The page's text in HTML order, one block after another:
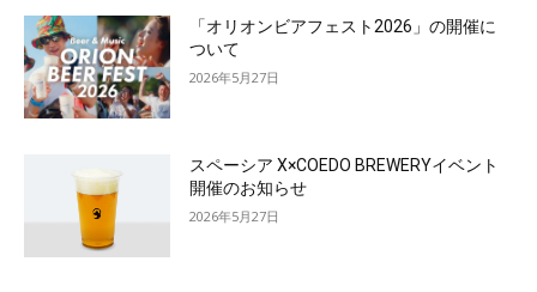
「オリオンビアフェスト2026」の開催に
ついて
2026年5月27日
スペーシア X×COEDO BREWERYイベント
開催のお知らせ
2026年5月27日